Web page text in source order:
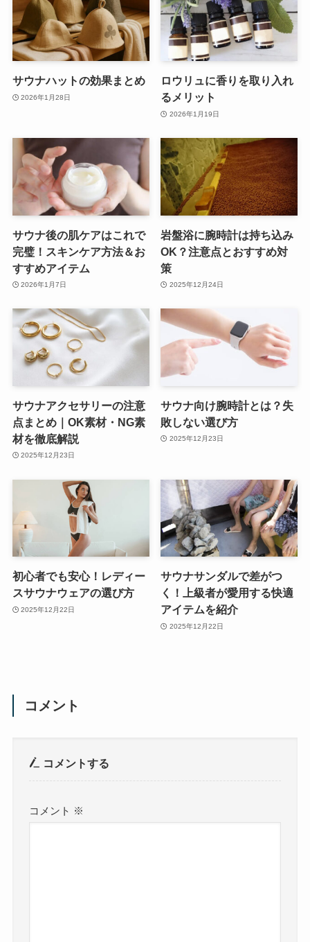
サウナハットの効果まとめ
2026年1月28日
ロウリュに香りを取り入れ
るメリット
2026年1月19日
サウナ後の肌ケアはこれで
完璧！スキンケア方法＆お
すすめアイテム
2026年1月7日
岩盤浴に腕時計は持ち込み
OK？注意点とおすすめ対
策
2025年12月24日
サウナアクセサリーの注意
点まとめ｜OK素材・NG素
材を徹底解説
2025年12月23日
サウナ向け腕時計とは？失
敗しない選び方
2025年12月23日
初心者でも安心！レディー
スサウナウェアの選び方
2025年12月22日
サウナサンダルで差がつ
く！上級者が愛用する快適
アイテムを紹介
2025年12月22日
コメント
コメントする
コメント ※